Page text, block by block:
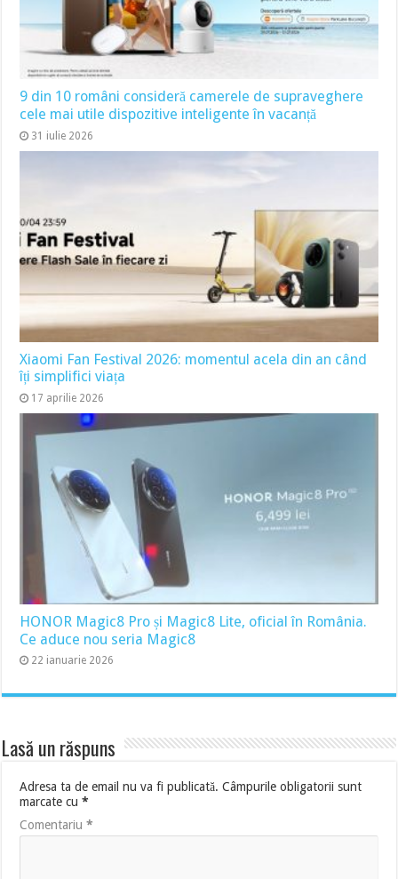
9 din 10 români consideră camerele de supraveghere
cele mai utile dispozitive inteligente în vacanță
31 iulie 2026
Xiaomi Fan Festival 2026: momentul acela din an când
îți simplifici viața
17 aprilie 2026
HONOR Magic8 Pro și Magic8 Lite, oficial în România.
Ce aduce nou seria Magic8
22 ianuarie 2026
Lasă un răspuns
Adresa ta de email nu va fi publicată. Câmpurile obligatorii sunt
marcate cu*
Comentariu*